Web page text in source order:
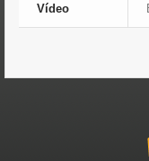
Vídeo